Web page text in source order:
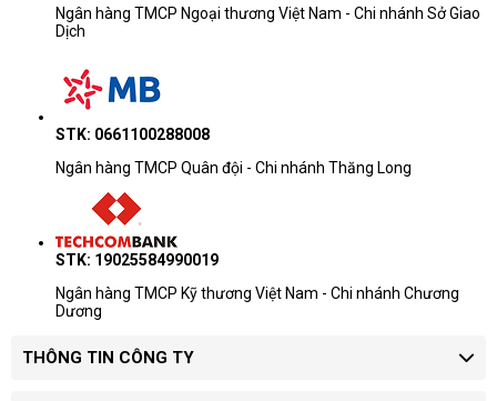
Ngân hàng TMCP Ngoại thương Việt Nam - Chi nhánh Sở Giao
Dịch
STK: 0661100288008
Ngân hàng TMCP Quân đội - Chi nhánh Thăng Long
STK: 19025584990019
Ngân hàng TMCP Kỹ thương Việt Nam - Chi nhánh Chương
Dương
THÔNG TIN CÔNG TY